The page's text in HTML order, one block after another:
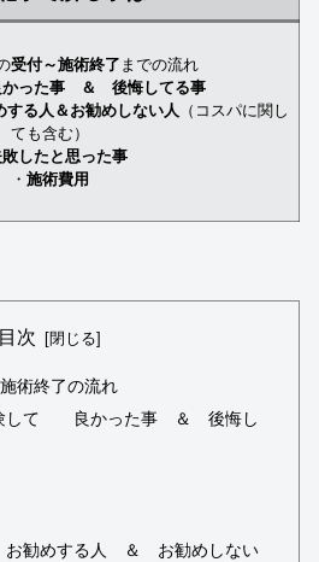
受付～施術終了 までの流れ
かった事 ＆
後悔してる事
する人＆お勧めしない人 （コスパに関し
ても含む）
敗したと思った事
・ 施術費用
目次
術終了の流れ
験して 良かった事 ＆ 後悔し
勧めする人 ＆ お勧めしない